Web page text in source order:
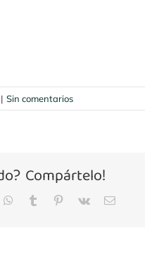
| Sin comentarios
Compártelo!
WhatsApp
Tumblr Pinterest
Vk
Correo